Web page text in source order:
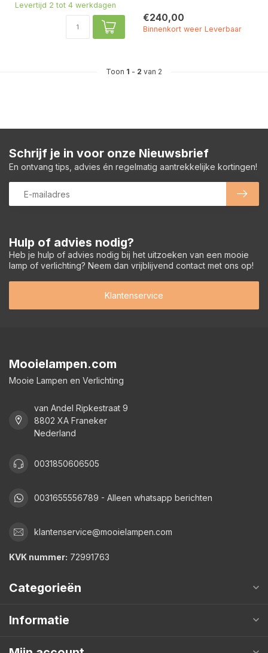
Levertijd 2 tot 4 werkdagen
€240,00
Binnenkort weer Leverbaar
Toon 1 - 2 van 2
Hulp of advies nodig?
Heb je hulp of advies nodig bij het uitzoeken van een mooie
lamp of verlichting? Neem dan vrijblijvend contact met ons op!
Klantenservice
Schrijf je in voor onze Nieuwsbrief
En ontvang tips, advies én regelmatig aantrekkelijke kortingen!
Mooielampen.com
Mooie Lampen en Verlichting
van Andel Ripkestraat 9
8802 XA Franeker
Nederland
0031850606505
0031655556789 - Alleen whatsapp berichten
klantenservice@mooielampen.com
KVK nummer: 72991763
Categorieën
Informatie